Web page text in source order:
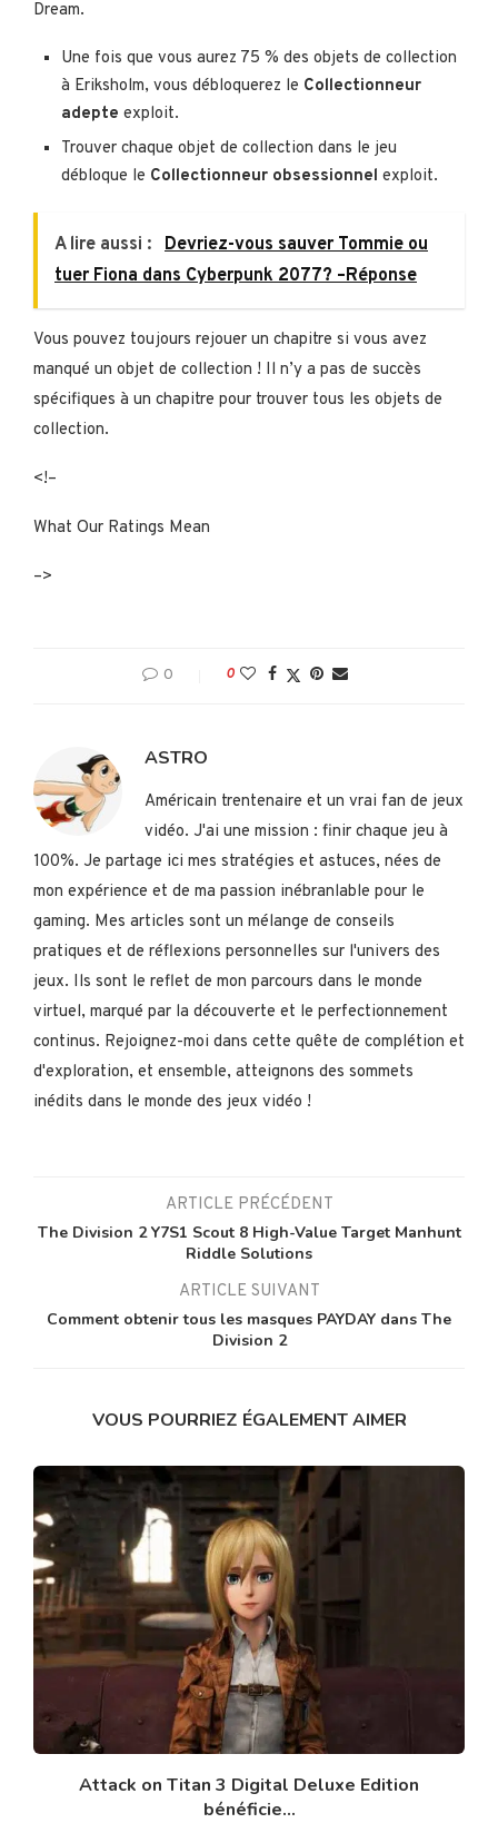
Dream.
Une fois que vous aurez 75 % des objets de collection
à Eriksholm, vous débloquerez le Collectionneur
adepte exploit.
Trouver chaque objet de collection dans le jeu
débloque le Collectionneur obsessionnel exploit.
A lire aussi : Devriez-vous sauver Tommie ou
tuer Fiona dans Cyberpunk 2077? –Réponse
Vous pouvez toujours rejouer un chapitre si vous avez
manqué un objet de collection ! Il n’y a pas de succès
spécifiques à un chapitre pour trouver tous les objets de
collection.
<!–
What Our Ratings Mean
–>
0 0
ASTRO
Américain trentenaire et un vrai fan de jeux
vidéo. J'ai une mission : finir chaque jeu à
100%. Je partage ici mes stratégies et astuces, nées de
mon expérience et de ma passion inébranlable pour le
gaming. Mes articles sont un mélange de conseils
pratiques et de réflexions personnelles sur l'univers des
jeux. Ils sont le reflet de mon parcours dans le monde
virtuel, marqué par la découverte et le perfectionnement
continus. Rejoignez-moi dans cette quête de complétion et
d'exploration, et ensemble, atteignons des sommets
inédits dans le monde des jeux vidéo !
ARTICLE PRÉCÉDENT
The Division 2 Y7S1 Scout 8 High-Value Target Manhunt
Riddle Solutions
ARTICLE SUIVANT
Comment obtenir tous les masques PAYDAY dans The
Division 2
VOUS POURRIEZ ÉGALEMENT AIMER
Attack on Titan 3 Digital Deluxe Edition
bénéficie...